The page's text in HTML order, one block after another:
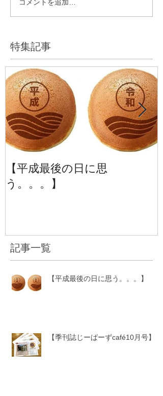
特集記事
記事一覧
コメントを追加…
【平成最後の日に思
う。。。】
【平成最後の日に思う。。。】
【季刊誌じーばーずcafé10月号】